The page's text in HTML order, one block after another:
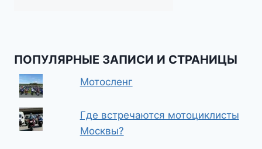
ПОПУЛЯРНЫЕ ЗАПИСИ И СТРАНИЦЫ
Мотосленг
Где встречаются мотоциклисты
Москвы?